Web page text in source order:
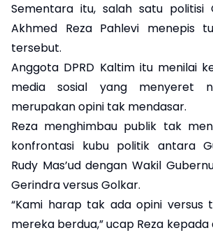
Sementara itu, salah satu politisi
Akhmed Reza Pahlevi menepis
tersebut.
Anggota DPRD Kaltim itu menilai
media sosial yang menyeret
merupakan opini tak mendasar.
Reza menghimbau publik tak
konfrontasi kubu politik antara
Rudy Mas’ud dengan Wakil
Gerindra versus Golkar.
“Kami harap tak ada opini versus
mereka berdua,” ucap Reza kepada